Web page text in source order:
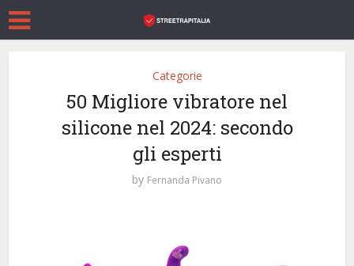
Categorie
50 Migliore vibratore nel
silicone nel 2024: secondo
gli esperti
by Fernanda Pivano